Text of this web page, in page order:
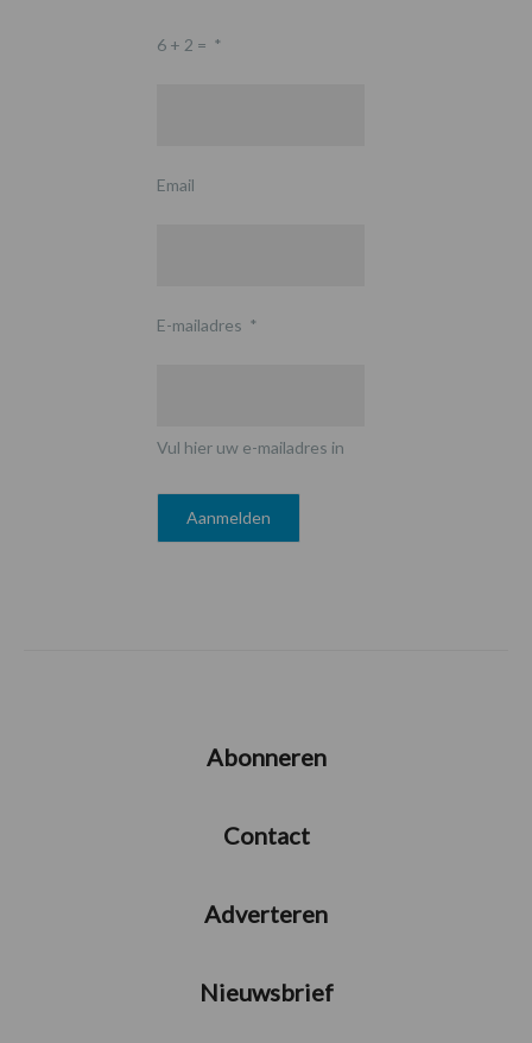
6 + 2 = *
Email
E-mailadres *
Vul hier uw e-mailadres in
Abonneren
Contact
Adverteren
Nieuwsbrief